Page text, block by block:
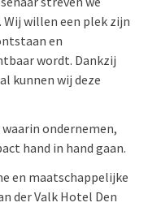
willen een plek zijn
en
wordt. Dankzij
kunnen wij deze
ondernemen,
hand in hand gaan.
en maatschappelijke
der Valk Hotel Den